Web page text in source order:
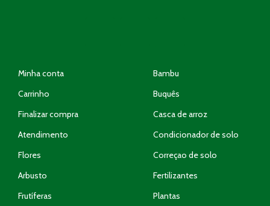
Minha conta
Carrinho
Finalizar compra
Atendimento
Flores
Arbusto
Frutíferas
Bambu
Buquês
Casca de arroz
Condicionador de solo
Correçao de solo
Fertilizantes
Plantas